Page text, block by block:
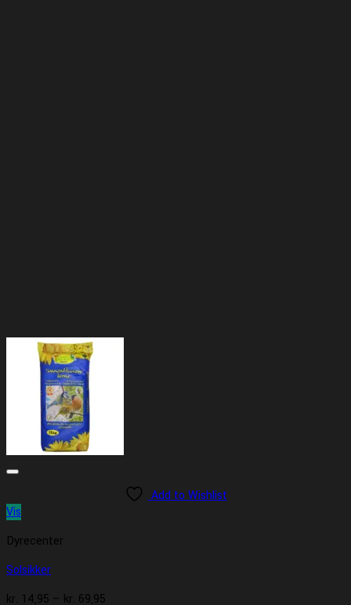
Add to Wishlist
Vis
Dyrecenter
Solsikker
kr. 14,95 – kr. 69,95